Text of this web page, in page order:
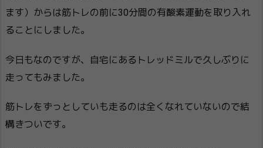
ます）からは筋トレの前に30分間の有酸素運動を取り入れ
ることにしました。
今日もなのですが、自宅にあるトレッドミルで久しぶりに
走ってもみました。
筋トレをずっとしていも走るのは全くなれていないので結
構きついです。